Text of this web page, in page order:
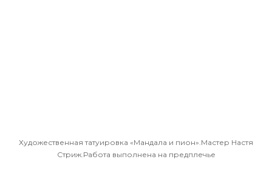
Художественная татуировка «Мандала и пион».Мастер Настя
Стриж.Работа выполнена на предплечье